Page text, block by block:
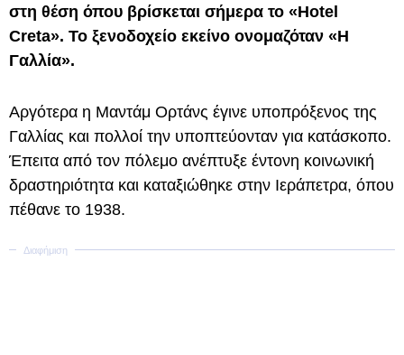
στη θέση όπου βρίσκεται σήμερα το «Hotel
Creta». Το ξενοδοχείο εκείνο ονομαζόταν «Η
Γαλλία».
Αργότερα η Μαντάμ Ορτάνς έγινε υποπρόξενος της
Γαλλίας και πολλοί την υποπτεύονταν για κατάσκοπο.
Έπειτα από τον πόλεμο ανέπτυξε έντονη κοινωνική
δραστηριότητα και καταξιώθηκε στην Ιεράπετρα, όπου
πέθανε το 1938.